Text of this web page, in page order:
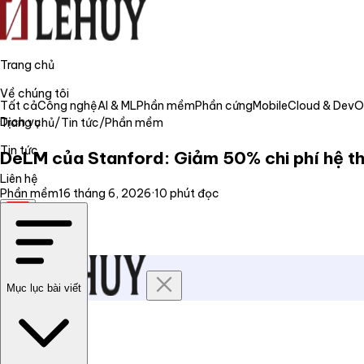
Trang chủ
Về chúng tôi
Dịch vụ
Tin tức
Liên hệ
Trang chủ
Về chúng tôi
Tất cảCông nghệAI & MLPhần mềmPhần cứngMobileCloud &
Trang chủ/Tin tức/Phần mềm
DeLM của Stanford: Giảm 50% chi phí hệ
Phần mềm16 tháng 6, 2026·10 phút đọc
Mục lục bài viết